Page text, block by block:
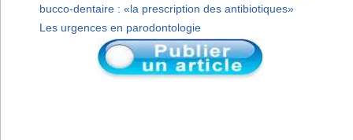
bucco-dentaire : «la prescription des antibiotiques»
Les urgences en parodontologie